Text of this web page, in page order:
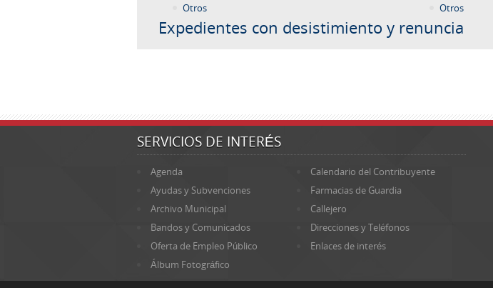
Otros
Otros
Expedientes con desistimiento y renuncia
SERVICIOS DE INTERÉS
Agenda
Calendario del Contribuyente
Ayudas y Subvenciones
Farmacias de Guardia
Archivo Municipal
Callejero
Bandos y Comunicados
Direcciones y Teléfonos
Oferta de Empleo Público
Enlaces de interés
Álbum Fotográfico